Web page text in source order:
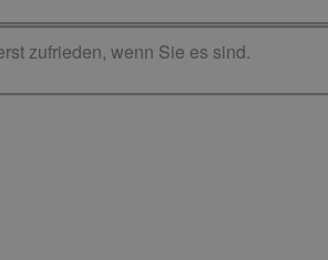
zufrieden, wenn Sie es sind.